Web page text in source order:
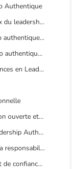
Authentique
1. Les principes fondamentaux du leadership authentique
2. Différences entre leadership authentique et autres styles de leadership
3. Les avantages du leadership authentique pour l’entreprise et les employés
Partie 2: Développer Ses Compétences en Leadership Authentique
3. Maintenir une communication ouverte et transparente
Partie 3: Mettre en Pratique le Leadership Authentique au Quotidien
1. Encourager l’autonomie et la responsabilisation des équipes
2. Favoriser un environnement de confiance et de respect